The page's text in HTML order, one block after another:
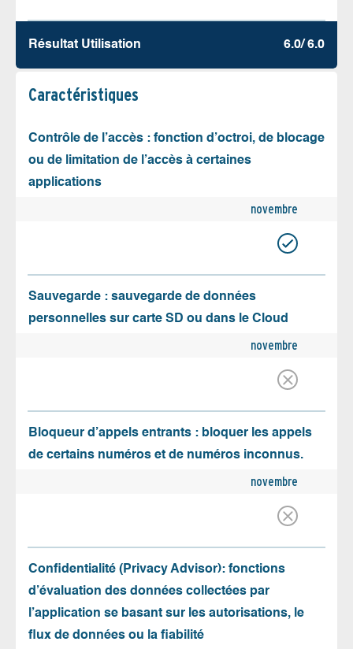
Résultat Utilisation 6.0/ 6.0
Caractéristiques
Contrôle de l’accès : fonction d’octroi, de blocage
ou de limitation de l’accès à certaines
applications
novembre
Sauvegarde : sauvegarde de données
personnelles sur carte SD ou dans le Cloud
novembre
Bloqueur d’appels entrants : bloquer les appels
de certains numéros et de numéros inconnus.
novembre
Confidentialité (Privacy Advisor): fonctions
d’évaluation des données collectées par
l’application se basant sur les autorisations, le
flux de données ou la fiabilité